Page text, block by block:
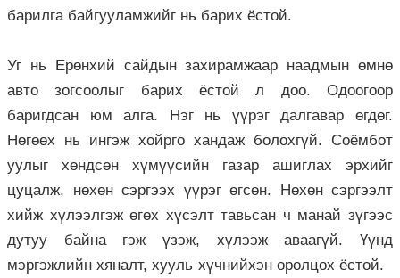
барилга байгууламжийг нь барих ёстой.
Уг нь Ерөнхий сайдын захирамжаар наадмын өмнө
авто зогсоолыг барих ёстой л доо. Одоогоор
баригдсан юм алга. Нэг нь үүрэг далгавар өгдөг.
Нөгөөх нь ингэж хойрго хандаж болохгүй. Соёмбот
уулыг хөндсөн хүмүүсийн газар ашиглах эрхийг
цуцалж, нөхөн сэргээх үүрэг өгсөн. Нөхөн сэргээлт
хийж хүлээлгэж өгөх хүсэлт тавьсан ч манай зүгээс
дутуу байна гэж үзэж, хүлээж аваагүй. Үүнд
мэргэжлийн хяналт, хууль хүчнийхэн оролцох ёстой.